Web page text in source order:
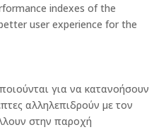
indexes of the
user experience for the
για να κατανοήσουν
αλληλεπιδρούν με τον
στην παροχή